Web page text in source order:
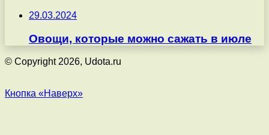
29.03.2024
Овощи, которые можно сажать в июле
© Copyright 2026, Udota.ru
Кнопка «Наверх»